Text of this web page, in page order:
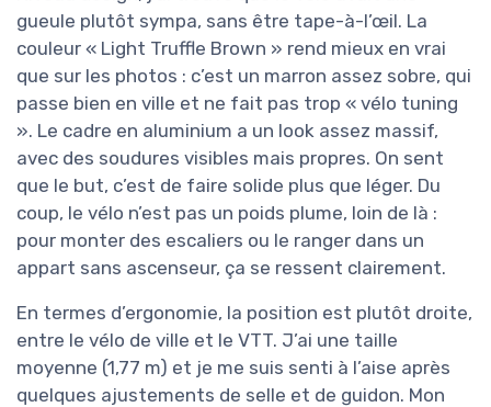
gueule plutôt sympa, sans être tape-à-l’œil. La
couleur « Light Truffle Brown » rend mieux en vrai
que sur les photos : c’est un marron assez sobre, qui
passe bien en ville et ne fait pas trop « vélo tuning
». Le cadre en aluminium a un look assez massif,
avec des soudures visibles mais propres. On sent
que le but, c’est de faire solide plus que léger. Du
coup, le vélo n’est pas un poids plume, loin de là :
pour monter des escaliers ou le ranger dans un
appart sans ascenseur, ça se ressent clairement.
En termes d’ergonomie, la position est plutôt droite,
entre le vélo de ville et le VTT. J’ai une taille
moyenne (1,77 m) et je me suis senti à l’aise après
quelques ajustements de selle et de guidon. Mon